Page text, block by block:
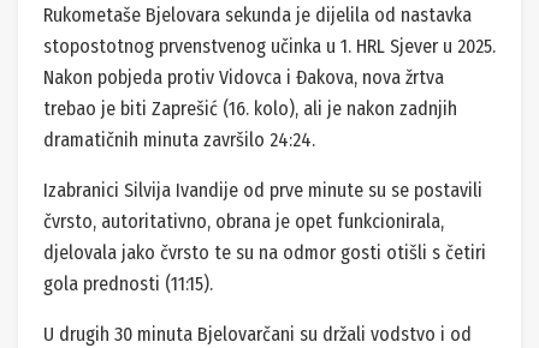
Rukometaše Bjelovara sekunda je dijelila od nastavka
stopostotnog prvenstvenog učinka u 1. HRL Sjever u 2025.
Nakon pobjeda protiv Vidovca i Đakova, nova žrtva
trebao je biti Zaprešić (16. kolo), ali je nakon zadnjih
dramatičnih minuta završilo 24:24.
Izabranici Silvija Ivandije od prve minute su se postavili
čvrsto, autoritativno, obrana je opet funkcionirala,
djelovala jako čvrsto te su na odmor gosti otišli s četiri
gola prednosti (11:15).
U drugih 30 minuta Bjelovarčani su držali vodstvo i od